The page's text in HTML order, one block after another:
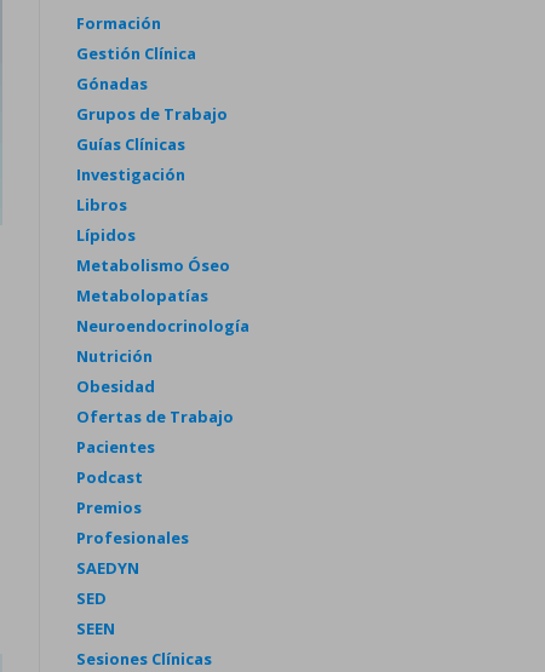
Formación
Gestión Clínica
Gónadas
Grupos de Trabajo
Guías Clínicas
Investigación
Libros
Lípidos
Metabolismo Óseo
Metabolopatías
Neuroendocrinología
Nutrición
Obesidad
Ofertas de Trabajo
Pacientes
Podcast
Premios
Profesionales
SAEDYN
SED
SEEN
Sesiones Clínicas